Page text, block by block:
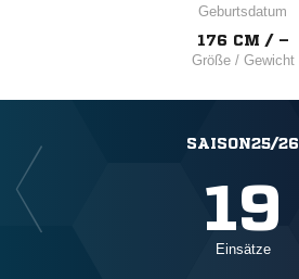
Geburtsdatum
176 CM / –
Größe / Gewicht
SAISON25/26
19
Einsätze